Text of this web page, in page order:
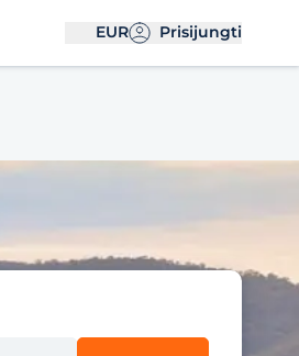
EUR Prisijungti